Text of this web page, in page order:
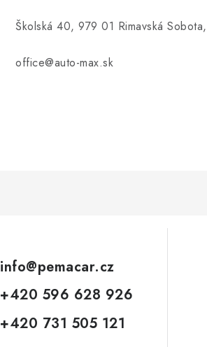
Školská 40, 979 01 Rimavská
office@auto-max.sk
info@pemacar.cz
+420 596 628 926
+420 731 505 121